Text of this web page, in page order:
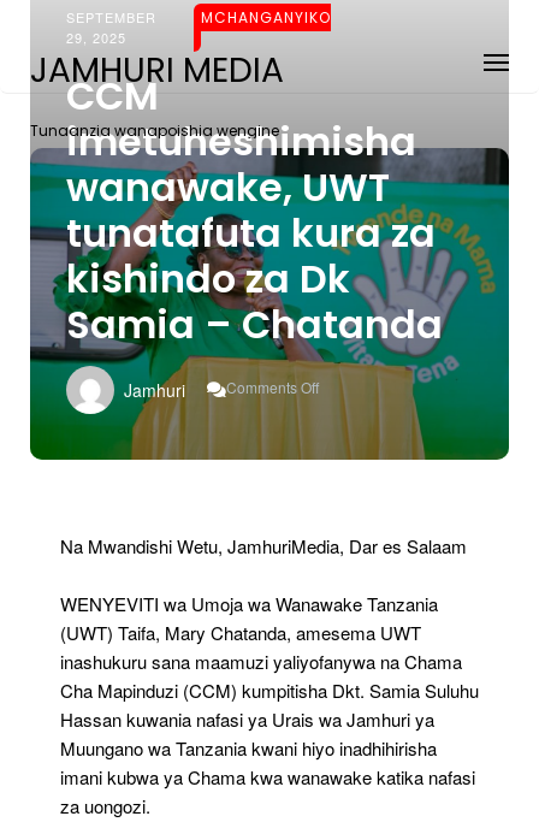
JAMHURI MEDIA
Tunaanzia wanapoishia wengine
SEPTEMBER
29, 2025
MCHANGANYIKO
CCM
imetuheshimisha
wanawake, UWT
tunatafuta kura za
kishindo za Dk
Samia – Chatanda
Jamhuri Comments Off
On
CCM
Imetuheshimisha
Wanawake,
Za
Kishindo
Dk
Samia
Chatanda
Na Mwandishi Wetu, JamhuriMedia, Dar es Salaam
WENYEVITI wa Umoja wa Wanawake Tanzania
(UWT) Taifa, Mary Chatanda, amesema UWT
inashukuru sana maamuzi yaliyofanywa na Chama
Cha Mapinduzi (CCM) kumpitisha Dkt. Samia Suluhu
Hassan kuwania nafasi ya Urais wa Jamhuri ya
Muungano wa Tanzania kwani hiyo inadhihirisha
imani kubwa ya Chama kwa wanawake katika nafasi
za uongozi.